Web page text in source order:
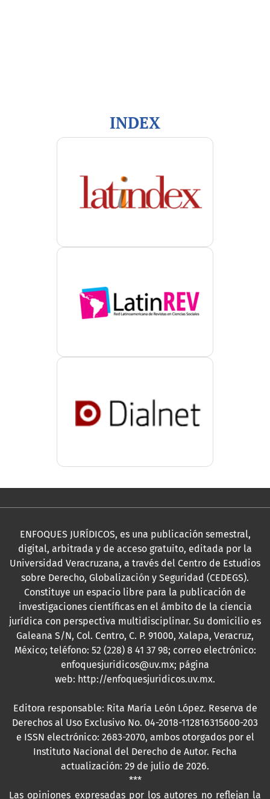
INDEX
ENFOQUES JURÍDICOS, es una publicación semestral,
digital, arbitrada y de acceso gratuito, editada por la
Universidad Veracruzana, a través del Centro de Estudios
sobre Derecho, Globalización y Seguridad (CEDEGS).
Constituye un espacio libre para la publicación de
investigaciones científicas en el ámbito de la ciencia
jurídica con perspectiva multidisciplinar. Su domicilio es
Galeana S/N, Col. Centro, C. P. 91000, Xalapa, Veracruz,
México; teléfono: 52 (228) 8 41 37 98; correo electrónico:
enfoquesjuridicos@uv.mx; página
web: http://enfoquesjuridicos.uv.mx.
Editora responsable: Rita María León López. Reserva de
Derechos al Uso Exclusivo No. 04-2018-112816315600-203
e ISSN electrónico: 2683-2070, ambos otorgados por el
Instituto Nacional del Derecho de Autor. Fecha
actualización: 29 de julio de 2026.
***
Las opiniones expresadas por los autores no reflejan la